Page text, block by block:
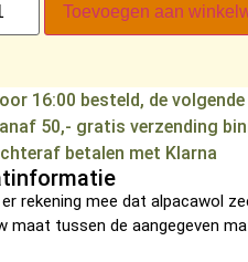
Toevoegen aan
16:00 besteld, de
50,- gratis verzending
betalen met Klarna
rekening mee dat alpacawol
maat tussen de aangegeven